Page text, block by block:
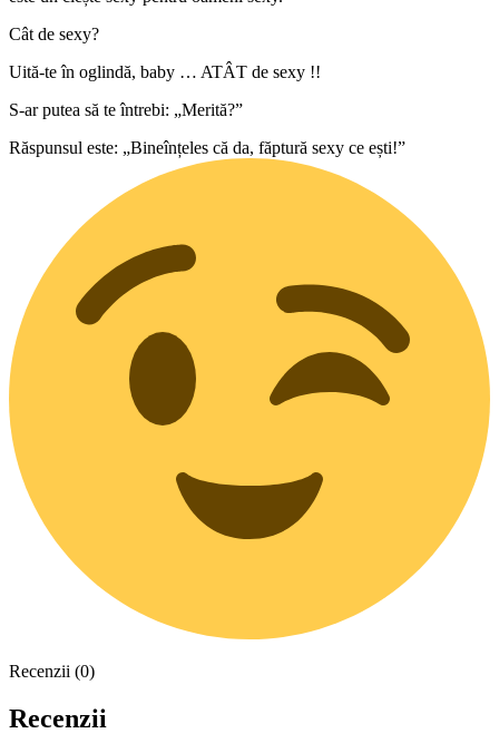
Cât de sexy?
Uită-te în oglindă, baby … ATÂT de sexy !!
S-ar putea să te întrebi: „Merită?”
Răspunsul este: „Bineînțeles că da, făptură sexy ce ești!”
Recenzii (0)
Recenzii